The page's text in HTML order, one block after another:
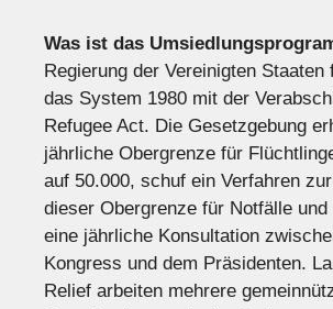
Was ist das
Regierung der Vereinigten Staaten
das System 1980 mit der
Refugee Act. Die Gesetzgebung
jährliche Obergrenze für
auf 50.000, schuf ein Verfahren
dieser Obergrenze für Notfälle
eine jährliche Konsultation
Kongress und dem Präsidenten.
Relief arbeiten mehrere